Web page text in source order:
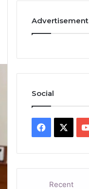
Advertisement
Social
Facebook
Recent